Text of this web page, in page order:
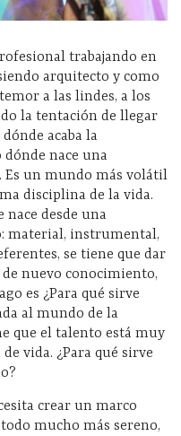
trabajando en
arquitecto y como
a las lindes, a los
la tentación de llegar
acaba la
nace una
Es un mundo más volátil
disciplina de la vida.
nace desde una
material, instrumental,
se tiene que dar
nuevo conocimiento,
es ¿Para qué sirve
al mundo de la
que el talento está muy
vida. ¿Para qué sirve
crear un marco
mucho más sereno,